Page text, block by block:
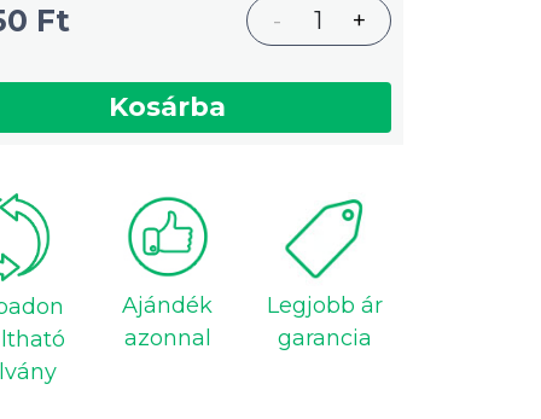
Ft - 1 +
Kosárba
Ajándék
azonnal
Legjobb ár
garancia